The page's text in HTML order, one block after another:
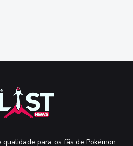
para os fãs de Pokémon